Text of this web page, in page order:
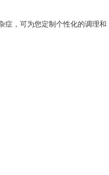
症，可为您定制个性化的调理和